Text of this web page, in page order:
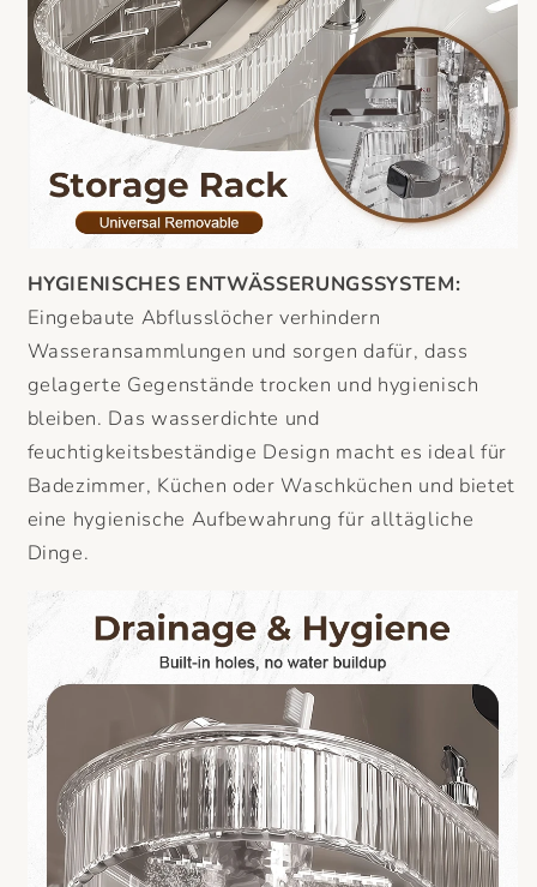
HYGIENISCHES ENTWÄSSERUNGSSYSTEM:
Eingebaute Abflusslöcher verhindern
Wasseransammlungen und sorgen dafür, dass
gelagerte Gegenstände trocken und hygienisch
bleiben. Das wasserdichte und
feuchtigkeitsbeständige Design macht es ideal für
Badezimmer, Küchen oder Waschküchen und bietet
eine hygienische Aufbewahrung für alltägliche
Dinge.